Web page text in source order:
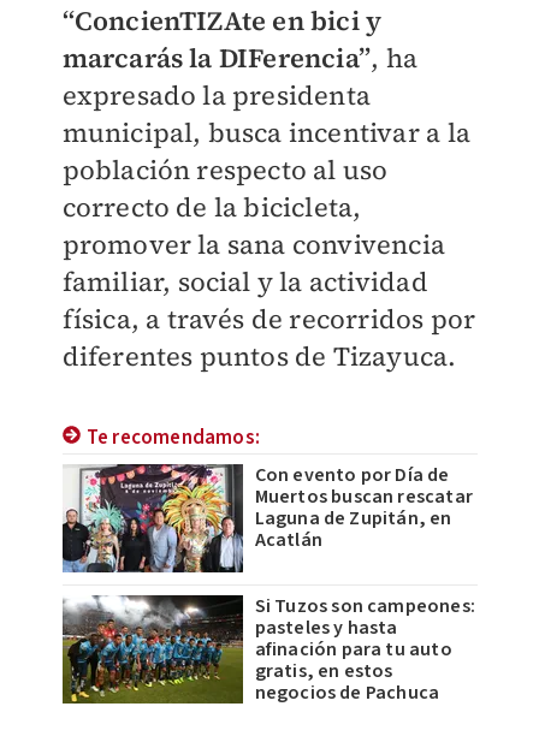
“ConcienTIZAte en bici y
marcarás la DIFerencia”, ha
expresado la presidenta
municipal, busca incentivar a la
población respecto al uso
correcto de la bicicleta,
promover la sana convivencia
familiar, social y la actividad
física, a través de recorridos por
diferentes puntos de Tizayuca.
Te recomendamos:
Con evento por Día de
Muertos buscan rescatar
Laguna de Zupitán, en
Acatlán
Si Tuzos son campeones:
pasteles y hasta
afinación para tu auto
gratis, en estos
negocios de Pachuca